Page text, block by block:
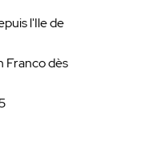
l'Ile de
Franco dès